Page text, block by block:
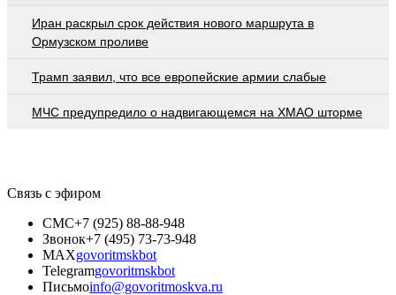
Иран раскрыл срок действия нового маршрута в
Ормузском проливе
Трамп заявил, что все европейские армии слабые
МЧС предупредило о надвигающемся на ХМАО шторме
Связь с эфиром
СМС+7 (925) 88-88-948
Звонок+7 (495) 73-73-948
MAXgovoritmskbot
Telegramgovoritmskbot
Письмоinfo@govoritmoskva.ru